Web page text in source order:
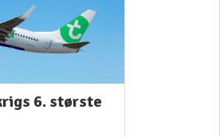
6. største